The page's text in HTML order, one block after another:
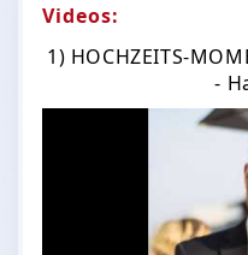
Videos:
1) HOCHZEITS-
-